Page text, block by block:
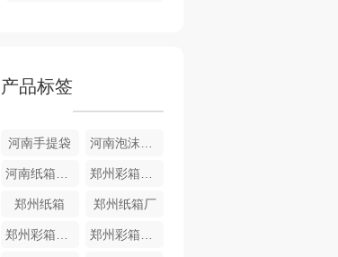
产品标签
河南手提袋 河南泡沫箱厂家
河南纸箱厂家 郑州彩箱批发
郑州纸箱 郑州纸箱厂
郑州彩箱的定制规格 郑州彩箱价格